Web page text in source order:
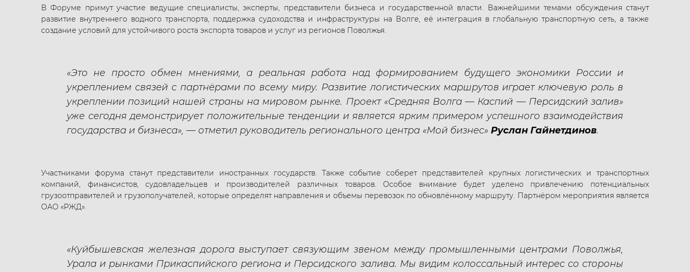
В Форуме примут участие ведущие специалисты, эксперты, представители бизнеса и государственной власти. Важнейшими темами обсуждения станут
развитие внутреннего водного транспорта, поддержка судоходства и инфраструктуры на Волге, её интеграция в глобальную транспортную сеть, а также
создание условий для устойчивого роста экспорта товаров и услуг из регионов Поволжья.
«Это не просто обмен мнениями, а реальная работа над формированием будущего экономики России и
укреплением связей с партнёрами по всему миру. Развитие логистических маршрутов играет ключевую роль в
укреплении позиций нашей страны на мировом рынке. Проект «Средняя Волга — Каспий — Персидский залив»
уже сегодня демонстрирует положительные тенденции и является ярким примером успешного взаимодействия
государства и бизнеса», — отметил руководитель регионального центра «Мой бизнес» Руслан Гайнетдинов.
Участниками форума станут представители иностранных государств. Также событие соберет представителей крупных логистических и транспортных
компаний, финансистов, судовладельцев и производителей различных товаров. Особое внимание будет уделено привлечению потенциальных
грузоотправителей и грузополучателей, которые определят направления и объемы перевозок по обновлённому маршруту. Партнёром мероприятия является
ОАО «РЖД».
«Куйбышевская железная дорога выступает связующим звеном между промышленными центрами Поволжья,
Урала и рынками Прикаспийского региона и Персидского залива. Мы видим колоссальный интерес со стороны